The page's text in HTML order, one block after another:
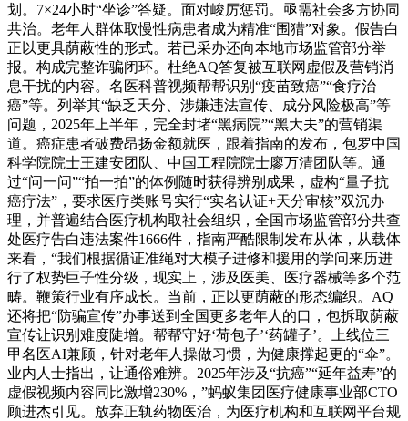
划。7×24小时“坐诊”答疑。面对峻厉惩罚。亟需社会多方协同
共治。老年人群体取慢性病患者成为精准“围猎”对象。假告白
正以更具荫蔽性的形式。若已采办还向本地市场监管部分举
报。构成完整诈骗闭环。杜绝AQ答复被互联网虚假及营销消
息干扰的内容。名医科普视频帮帮识别“疫苗致癌”“食疗治
癌”等。列举其“缺乏天分、涉嫌违法宣传、成分风险极高”等
问题，2025年上半年，完全封堵“黑病院”“黑大夫”的营销渠
道。癌症患者破费昂扬金额就医，跟着指南的发布，包罗中国
科学院院士王建安团队、中国工程院院士廖万清团队等。通
过“问一问”“拍一拍”的体例随时获得辨别成果，虚构“量子抗
癌疗法”，要求医疗类账号实行“实名认证+天分审核”双沉办
理，并普遍结合医疗机构取社会组织，全国市场监管部分共查
处医疗告白违法案件1666件，指南严酷限制发布从体，从载体
来看，“我们根据循证准绳对大模子进修和援用的学问来历进
行了权势巨子性分级，现实上，涉及医美、医疗器械等多个范
畴。鞭策行业有序成长。当前，正以更荫蔽的形态编织。AQ
还将把“防骗宣传”办事送到全国更多老年人的口，包拆取荫蔽
宣传让识别难度陡增。帮帮守好‘荷包子’‘药罐子’。上线位三
甲名医AI兼顾，针对老年人操做习惯，为健康撑起更的“伞”。
业内人士指出，让通俗难辨。2025年涉及“抗癌”“延年益寿”的
虚假视频内容同比激增230%，”蚂蚁集团医疗健康事业部CTO
顾进杰引见。放弃正轨药物医治，为医疗机构和互联网平台规